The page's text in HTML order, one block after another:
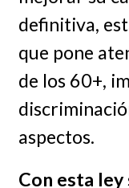
definitiva,
que pone
de los 60+,
aspectos.
Con esta